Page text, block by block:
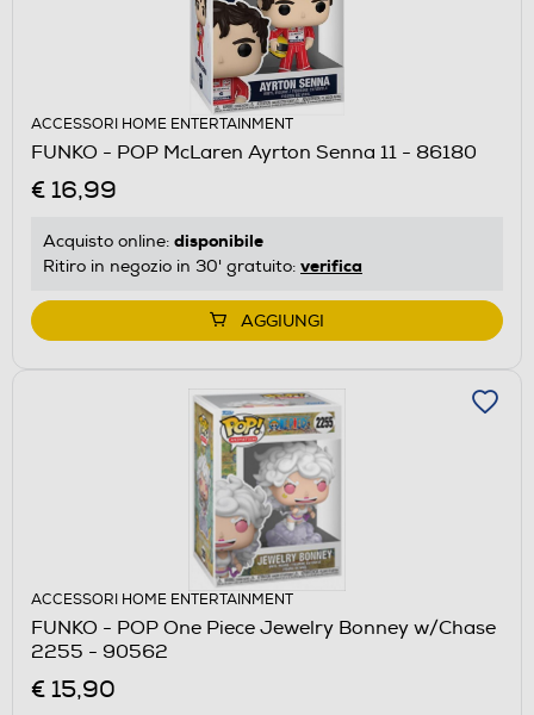
ACCESSORI HOME ENTERTAINMENT
FUNKO - POP McLaren Ayrton Senna 11 - 86180
€ 16,99
Acquisto online: disponibile
Ritiro in negozio in 30' gratuito: verifica
AGGIUNGI
ACCESSORI HOME ENTERTAINMENT
FUNKO - POP One Piece Jewelry Bonney w/Chase
2255 - 90562
€ 15,90